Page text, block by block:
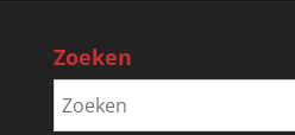
Zoeken